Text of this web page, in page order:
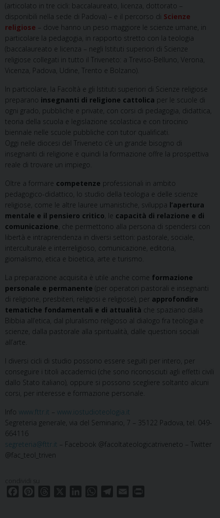
(articolato in tre cicli: baccalaureato, licenza, dottorato –
disponibili nella sede di Padova) – e il percorso di Scienze
religiose – dove hanno un peso maggiore le scienze umane, in
particolare la pedagogia, in rapporto stretto con la teologia
(baccalaureato e licenza – negli Istituti superiori di Scienze
religiose collegati in tutto il Triveneto: a Treviso-Belluno, Verona,
Vicenza, Padova, Udine, Trento e Bolzano).
In particolare, la Facoltà e gli Istituti superiori di Scienze religiose
preparano insegnanti di religione cattolica per le scuole di
ogni grado, pubbliche e private, con corsi di pedagogia, didattica,
teoria della scuola e legislazione scolastica e con tirocinio
biennale nelle scuole pubbliche con tutor qualificati.
Oggi nelle diocesi del Triveneto c’è un grande bisogno di
insegnanti di religione e quindi la formazione offre la prospettiva
reale di trovare un impiego.
Oltre a formare competenze professionali in ambito
pedagogico-didattico, lo studio della teologia e delle scienze
religiose, come le altre lauree umanistiche, sviluppa l’apertura
mentale e il pensiero critico, le capacità di relazione e di
comunicazione, che permettono alla persona di spendersi con
libertà e intraprendenza in diversi settori: pastorale, sociale,
interculturale e interreligioso, comunicazione, editoria,
giornalismo, etica e bioetica, arte e turismo.
La preparazione acquisita è utile anche come formazione
personale e permanente (per operatori pastorali e insegnanti
di religione, presbiteri, religiosi e religiose), per approfondire
tematiche fondamentali e di attualità che spaziano dalla
Bibbia all’etica, dal pluralismo religioso al dialogo fra teologia e
scienze, dalla pastorale alla spiritualità, dalle questioni sociali
all’arte.
I diversi cicli di studio possono essere seguiti per intero, per
conseguire i titoli accademici (che sono riconosciuti agli effetti civili
dallo Stato italiano), oppure si possono scegliere soltanto alcuni
corsi, per interesse e formazione personale.
Info www.fttr.it – www.iostudioteologia.it
Segreteria generale, via del Seminario, 7 – 35122 Padova, tel. 049-
664116
segreteria@fttr.it – Facebook @facoltateologicatriveneto – Twitter
@fac_teol_triven
condividi su
W